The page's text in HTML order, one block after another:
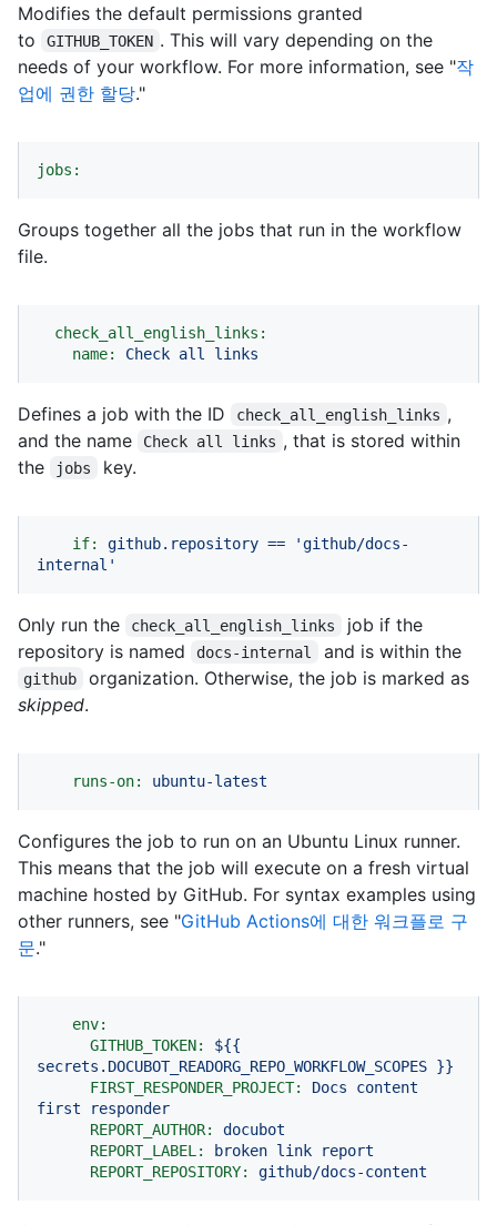
Modifies the default permissions granted
to
GITHUB_TOKEN . This will vary depending on the
needs of your workflow. For more information, see "작
업에 권한 할당."
jobs:
Groups together all the jobs that run in the workflow
file.
check_all_english_links:
name:
Check all links
Defines a job with the ID check_all_english_links ,
and the name
Check all links , that is stored within
the
jobs key.
if: github.repository ==
'github/docs-
internal'
Only run the check_all_english_links
job if the
repository is named
docs-internal and is within the
github
organization. Otherwise, the job is marked as
skipped.
runs-on: ubuntu-latest
Configures the job to run on an Ubuntu Linux runner.
This means that the job will execute on a fresh virtual
machine hosted by GitHub. For syntax examples using
other runners, see "GitHub Actions에 대한 워크플로 구
문."
env:
GITHUB_TOKEN:
${{
secrets.DOCUBOT_READORG_REPO_WORKFLOW_SCOPES }}
FIRST_RESPONDER_PROJECT:
Docs
content
first
responder
REPORT_AUTHOR:
docubot
REPORT_LABEL:
broken link
report
REPORT_REPOSITORY:
github/docs-content